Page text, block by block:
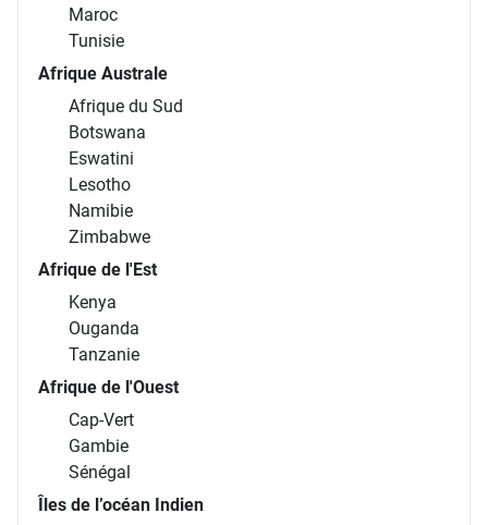
Maroc
Tunisie
Afrique Australe
Afrique du Sud
Botswana
Eswatini
Lesotho
Namibie
Zimbabwe
Afrique de l'Est
Kenya
Ouganda
Tanzanie
Afrique de l'Ouest
Cap-Vert
Gambie
Sénégal
Îles de l’océan Indien